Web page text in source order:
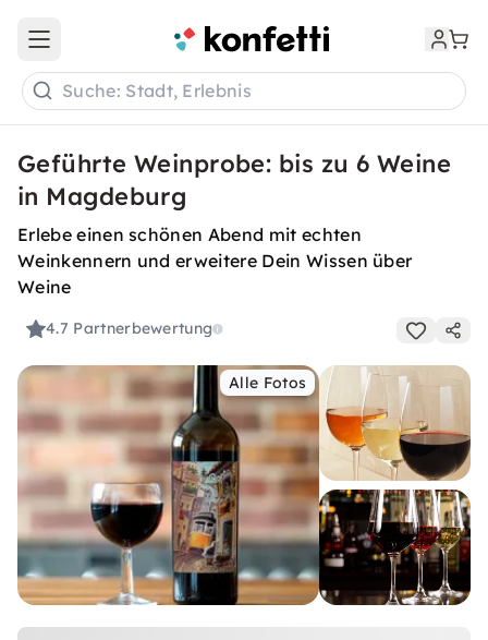
Open main menu
Suche: Stadt, Erlebnis
Geführte Weinprobe: bis zu 6 Weine
in Magdeburg
Erlebe einen schönen Abend mit echten
Weinkennern und erweitere Dein Wissen über
Weine
4.7 Partnerbewertung
Alle Fotos